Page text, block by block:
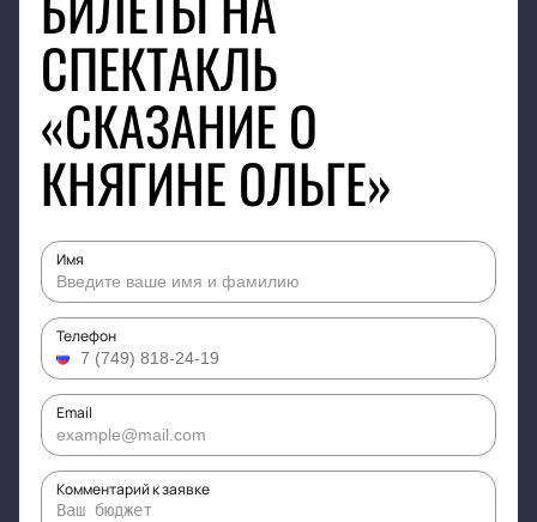
СПЕКТАКЛЬ
«СКАЗАНИЕ О
КНЯГИНЕ ОЛЬГЕ»
Имя
Телефон
Email
Комментарий к заявке